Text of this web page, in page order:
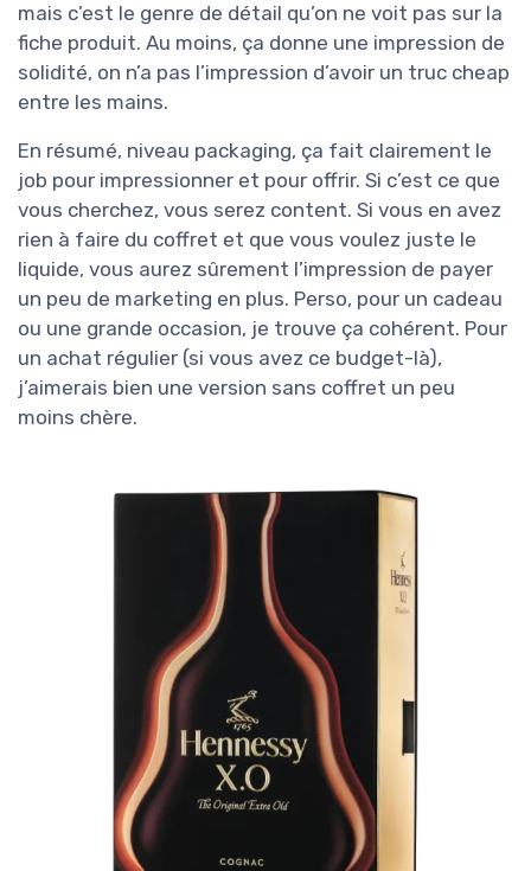
mais c’est le genre de détail qu’on ne voit pas sur la
fiche produit. Au moins, ça donne une impression de
solidité, on n’a pas l’impression d’avoir un truc cheap
entre les mains.
En résumé, niveau packaging, ça fait clairement le
job pour impressionner et pour offrir. Si c’est ce que
vous cherchez, vous serez content. Si vous en avez
rien à faire du coffret et que vous voulez juste le
liquide, vous aurez sûrement l’impression de payer
un peu de marketing en plus. Perso, pour un cadeau
ou une grande occasion, je trouve ça cohérent. Pour
un achat régulier (si vous avez ce budget-là),
j’aimerais bien une version sans coffret un peu
moins chère.